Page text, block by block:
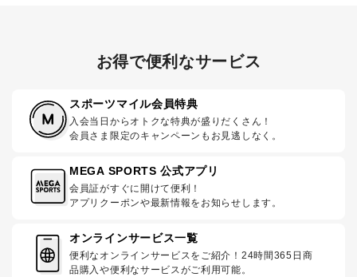
お得で便利なサービス
スポーツマイル会員特典
入会当日からオトクな特典が盛りだくさん！
会員さま限定のキャンペーンもお見逃しなく。
MEGA SPORTS 公式アプリ
会員証がすぐに開けて便利！
アプリクーポンや最新情報をお知らせします。
オンラインサービス一覧
便利なオンラインサービスをご紹介！24時間365日商
品購入や便利なサービスがご利用可能。